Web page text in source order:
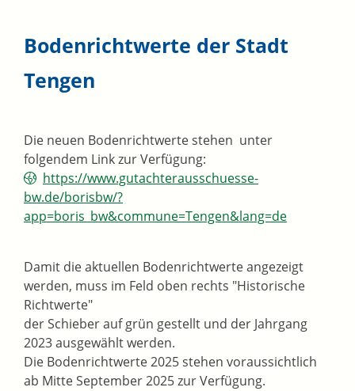
Bodenrichtwerte der Stadt
Tengen
Die neuen Bodenrichtwerte stehen unter
folgendem Link zur Verfügung:
https://www.gutachterausschuesse-
bw.de/borisbw/?
app=boris_bw&commune=Tengen&lang=de
Damit die aktuellen Bodenrichtwerte angezeigt
werden, muss im Feld oben rechts "Historische
Richtwerte"
der Schieber auf grün gestellt und der Jahrgang
2023 ausgewählt werden.
Die Bodenrichtwerte 2025 stehen voraussichtlich
ab Mitte September 2025 zur Verfügung.